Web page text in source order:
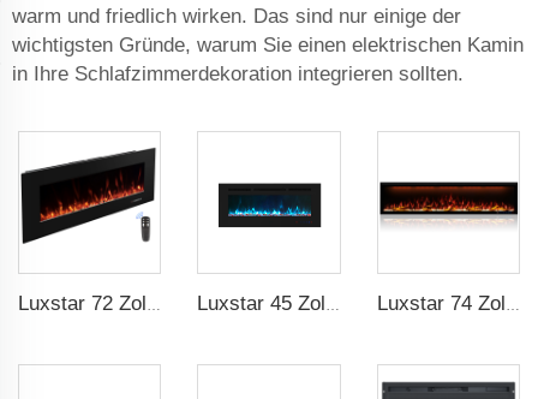
warm und friedlich wirken. Das sind nur einige der
wichtigsten Gründe, warum Sie einen elektrischen Kamin
in Ihre Schlafzimmerdekoration integrieren sollten.
Luxstar 72 Zoll Elektrischer Kamin Wandmontageheizer Nicht für Einbauten Innen elektrische Kamine zum Aufwärmen des Zimmers zu Hause Luxstar 45 Zoll Medienelektrischer Kaminofen Moderne eingebaubar und wandmontierbar 13 dekorative Rahmenfarben Luxstar 74 Zoll Royal Slim Elektrischer Kaminheizer Innendekor Spirit Pad Spiel APP Steuerung mit Google Home & Alexa